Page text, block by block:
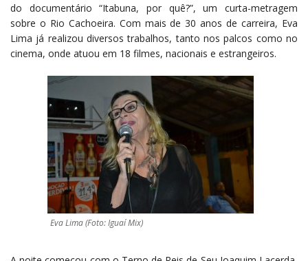
do documentário “Itabuna, por quê?”, um curta-metragem
sobre o Rio Cachoeira. Com mais de 30 anos de carreira, Eva
Lima já realizou diversos trabalhos, tanto nos palcos como no
cinema, onde atuou em 18 filmes, nacionais e estrangeiros.
Eva Lima (Foto: Iguaí Mix)